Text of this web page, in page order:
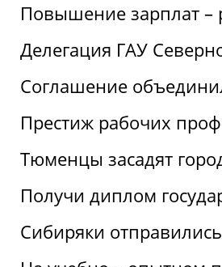
Повышение зарплат –
Делегация ГАУ
Соглашение
Престиж рабочих
Тюменцы засадят
Получи диплом
Сибиряки